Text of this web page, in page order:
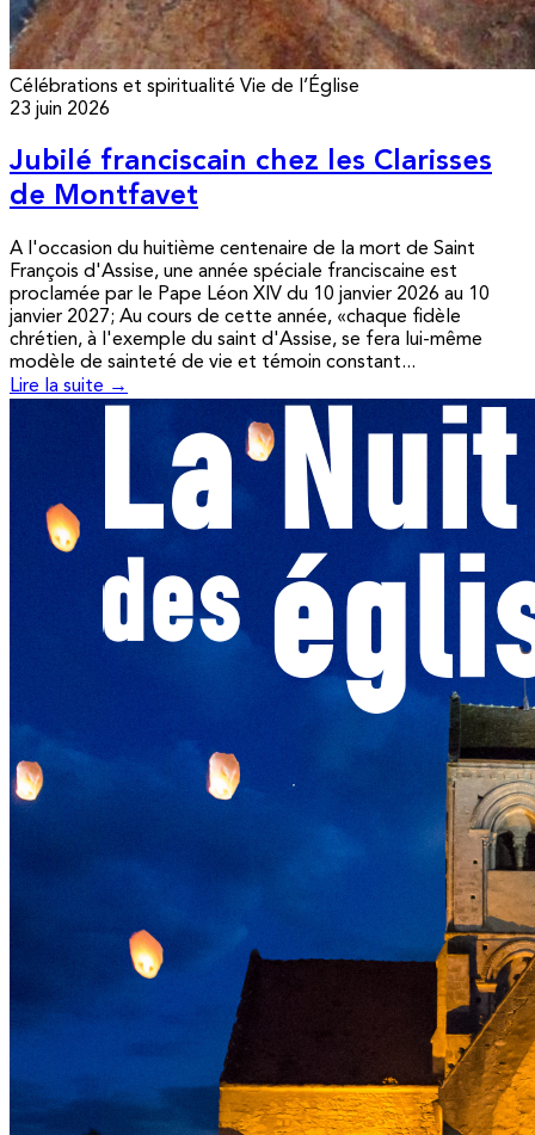
Célébrations et spiritualité Vie de l’Église
23 juin 2026
Jubilé franciscain chez les Clarisses
de Montfavet
A l'occasion du huitième centenaire de la mort de Saint
François d'Assise, une année spéciale franciscaine est
proclamée par le Pape Léon XIV du 10 janvier 2026 au 10
janvier 2027; Au cours de cette année, «chaque fidèle
chrétien, à l'exemple du saint d'Assise, se fera lui-même
modèle de sainteté de vie et témoin constant...
Lire la suite →